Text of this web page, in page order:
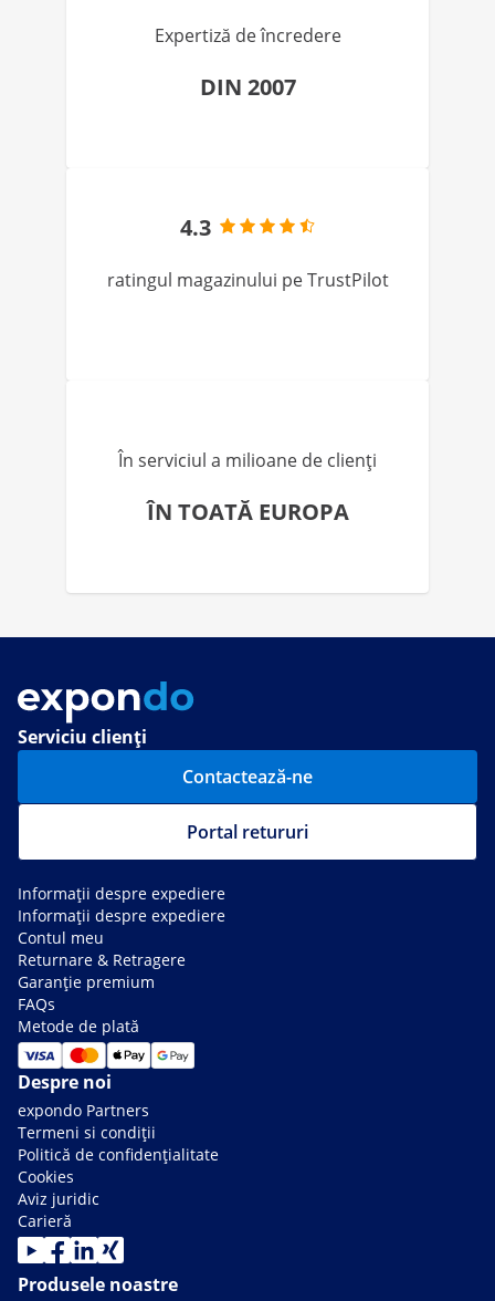
Expertiză de încredere
DIN 2007
4.3
ratingul magazinului pe TrustPilot
În serviciul a milioane de clienți
ÎN TOATĂ EUROPA
Serviciu clienți
Contactează-ne
Portal retururi
Informații despre expediere
Informații despre expediere
Contul meu
Returnare & Retragere
Garanție premium
FAQs
Metode de plată
Despre noi
expondo Partners
Termeni si condiții
Politică de confidențialitate
Cookies
Aviz juridic
Carieră
Produsele noastre